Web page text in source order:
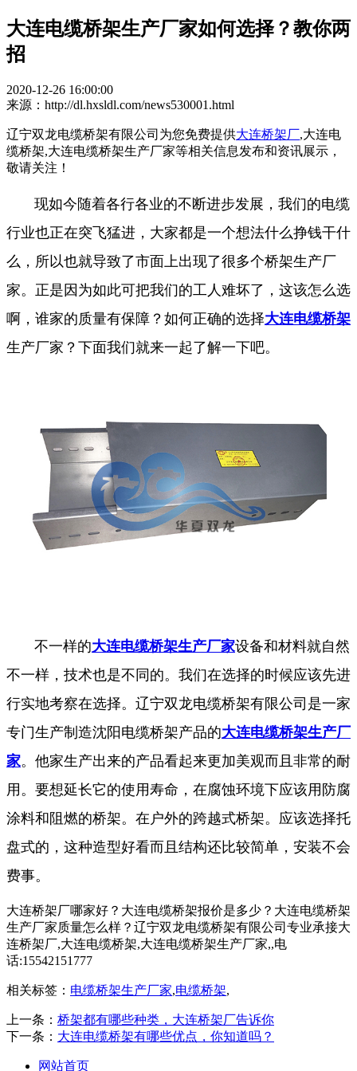
大连电缆桥架生产厂家如何选择？教你两
招
2020-12-26 16:00:00
来源：http://dl.hxsldl.com/news530001.html
辽宁双龙电缆桥架有限公司为您免费提供大连桥架厂,大连电
缆桥架,大连电缆桥架生产厂家等相关信息发布和资讯展示，
敬请关注！
现如今随着各行各业的不断进步发展，我们的电缆
行业也正在突飞猛进，大家都是一个想法什么挣钱干什
么，所以也就导致了市面上出现了很多个桥架生产厂
家。正是因为如此可把我们的工人难坏了，这该怎么选
啊，谁家的质量有保障？如何正确的选择大连电缆桥架
生产厂家？下面我们就来一起了解一下吧。
不一样的大连电缆桥架生产厂家设备和材料就自然
不一样，技术也是不同的。我们在选择的时候应该先进
行实地考察在选择。辽宁双龙电缆桥架有限公司是一家
专门生产制造沈阳电缆桥架产品的大连电缆桥架生产厂
家。他家生产出来的产品看起来更加美观而且非常的耐
用。要想延长它的使用寿命，在腐蚀环境下应该用防腐
涂料和阻燃的桥架。在户外的跨越式桥架。应该选择托
盘式的，这种造型好看而且结构还比较简单，安装不会
费事。
大连桥架厂哪家好？大连电缆桥架报价是多少？大连电缆桥架
生产厂家质量怎么样？辽宁双龙电缆桥架有限公司专业承接大
连桥架厂,大连电缆桥架,大连电缆桥架生产厂家,,电
话:15542151777
相关标签： 电缆桥架生产厂家,电缆桥架,
上一条： 桥架都有哪些种类，大连桥架厂告诉你
下一条： 大连电缆桥架有哪些优点，你知道吗？
网站首页